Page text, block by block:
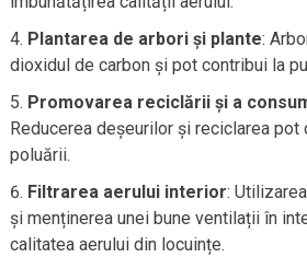
Plantarea de arbori și plante:
dioxidul de carbon și pot contribui la
Promovarea reciclării și a
Reducerea deșeurilor și reciclarea pot
poluării.
Filtrarea aerului interior:
și menținerea unei bune ventilații în
calitatea aerului din locuințe.